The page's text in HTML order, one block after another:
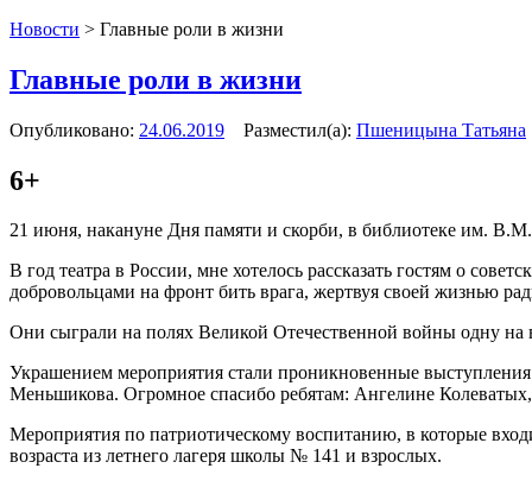
Новости > Главные роли в жизни
Главные роли в жизни
Опубликовано: 24.06.2019 Разместил(а): Пшеницына Татьяна
6+
21 июня, накануне Дня памяти и скорби, в библиотеке им.
В год театра в России, мне хотелось рассказать гостям о
добровольцами на фронт бить врага, жертвуя своей жизнью
Они сыграли на полях Великой Отечественной войны одну на
Украшением мероприятия стали проникновенные выступления
Меньшикова. Огромное спасибо ребятам: Ангелине
Мероприятия по патриотическому воспитанию, в которые
возраста из летнего лагеря школы № 141 и взрослых.